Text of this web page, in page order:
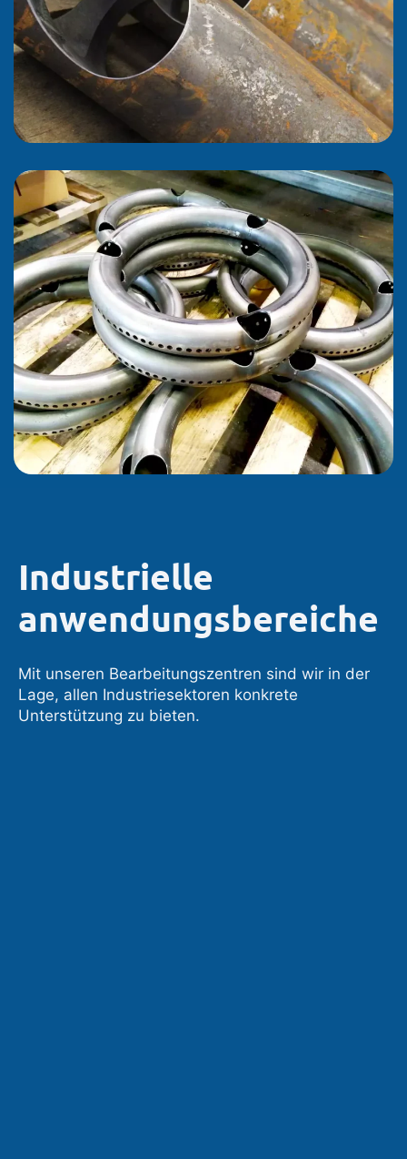
Industrielle
anwendungsbereiche
Mit unseren Bearbeitungszentren sind wir in der
Lage, allen Industriesektoren konkrete
Unterstützung zu bieten.